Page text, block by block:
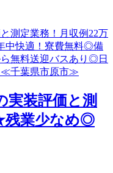
実装評価と測
残業少なめ◎